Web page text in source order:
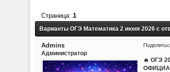
Варианты ОГЭ Математика 2 июня 2026 с
Страница: 1
Admins
Администратор
🔥 ОГЭ